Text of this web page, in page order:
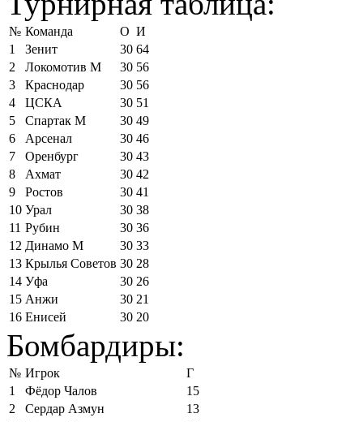
№ Команда О И
1
Зенит 30 64
2
Локомотив М 30 56
3
Краснодар 30 56
4
ЦСКА 30 51
5
Спартак М 30 49
6
Арсенал 30 46
7
Оренбург 30 43
8
Ахмат 30 42
9
Ростов 30 41
10 Урал 30 38
11 Рубин 30 36
12 Динамо М 30 33
13 Крылья Советов 30 28
14 Уфа 30 26
15 Анжи 30 21
16 Енисей 30 20
Бомбардиры:
№ Игрок
Г
1
Фёдор Чалов
15
2
Сердар Азмун
13